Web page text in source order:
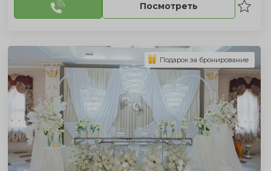
Посмотреть
Подарок за бронирование